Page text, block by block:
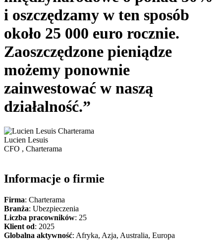
i oszczędzamy w ten sposób
około 25 000 euro rocznie.
Zaoszczędzone pieniądze
możemy ponownie
zainwestować w naszą
działalność.”
Lucien Lesuis
CFO , Charterama
Informacje o firmie
Firma: Charterama
Branża: Ubezpieczenia
Liczba pracowników: 25
Klient od: 2025
Globalna aktywność: Afryka, Azja, Australia, Europa